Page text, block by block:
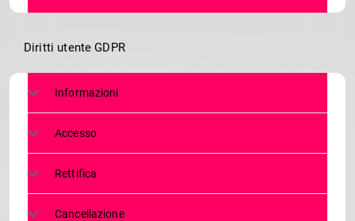
Diritti utente GDPR
Informazioni
Accesso
Rettifica
Cancellazione